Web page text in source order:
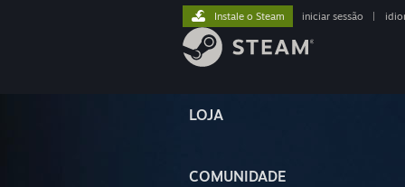
LOJA
COMUNIDADE
Instale o Steam iniciar sessão